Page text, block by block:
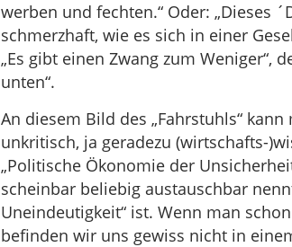
werben und fechten.“ Oder: „Dieses
schmerzhaft, wie es sich in einer
„Es gibt einen Zwang zum Weniger“,
unten“.
An diesem Bild des „Fahrstuhls“
unkritisch, ja geradezu (wirtschafts-
„Politische Ökonomie der
scheinbar beliebig austauschbar
Uneindeutigkeit“ ist. Wenn man
befinden wir uns gewiss nicht in